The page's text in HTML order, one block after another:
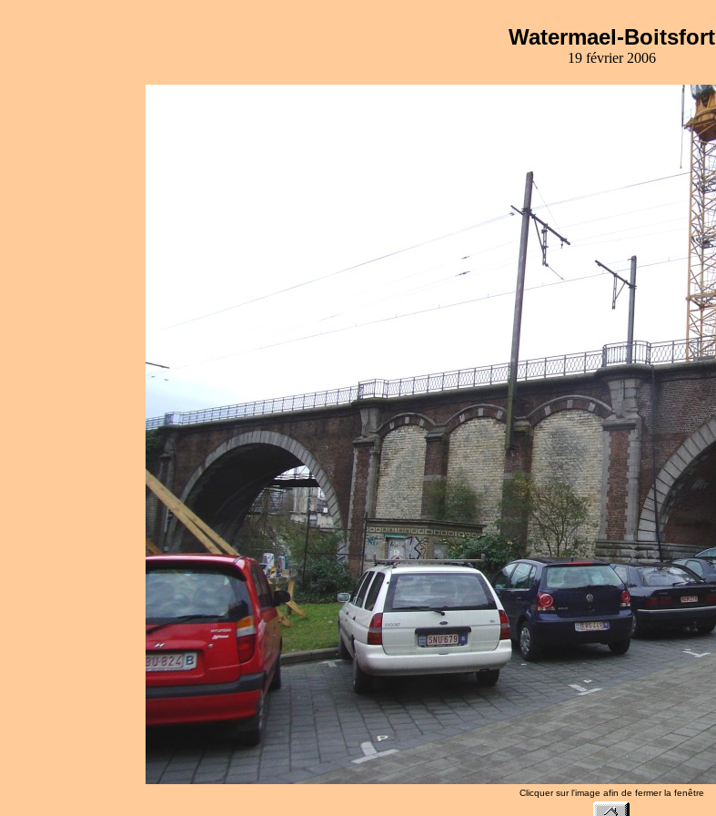
Watermael-Boitsfort
19 février 2006
Clicquer sur l'image afin de fermer la fenêtre